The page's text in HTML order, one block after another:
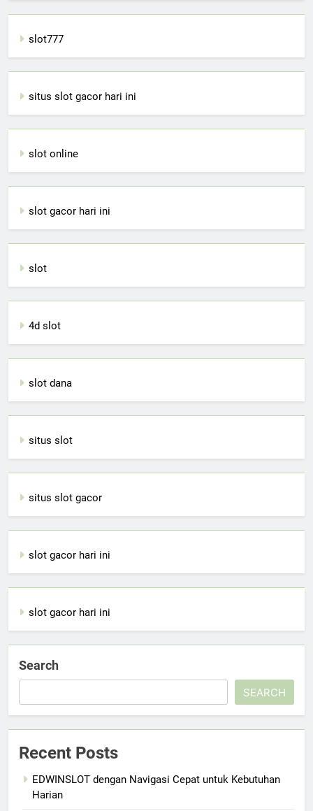
slot777
situs slot gacor hari ini
slot online
slot gacor hari ini
slot
4d slot
slot dana
situs slot
situs slot gacor
slot gacor hari ini
slot gacor hari ini
Search
SEARCH
Recent Posts
EDWINSLOT dengan Navigasi Cepat untuk Kebutuhan
Harian